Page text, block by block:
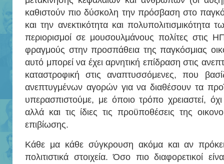
καθιστούν πιο δύσκολη την πρόσβαση στο
και την ανεκτικότητα και πολυπολιτισμικότητα
περιορισμοί σε μουσουλμάνους πολίτες στις
φραγμούς στην προσπάθεια της παγκόσμιας
αυτό μπορεί να έχει αρνητική επίδραση στις
καταστροφική στις αναπτυσσόμενες, που
ανεπτυγμένων αγορών για να διαθέσουν τα
υπερασπιστούμε, με όποιο τρόπο χρειαστεί,
αλλά και τις ίδιες τις προϋποθέσεις της
επιβίωσης.
Κάθε μα κάθε σύγκρουση ακόμα και αν
πολιτιστικά στοιχεία. Όσο πιο διαφορετικοί